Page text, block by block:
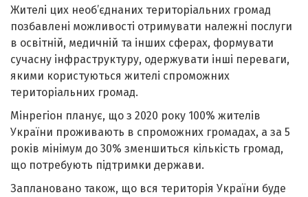
Жителі цих необ’єднаних територіальних громад
позбавлені можливості отримувати належні послуги
в освітній, медичній та інших сферах, формувати
сучасну інфраструктуру, одержувати інші переваги,
якими користуються жителі спроможних
територіальних громад.
Мінрегіон планує, що з 2020 року 100% жителів
України проживають в спроможних громадах, а за 5
років мінімум до 30% зменшиться кількість громад,
що потребують підтримки держави.
Заплановано також, що вся територія України буде